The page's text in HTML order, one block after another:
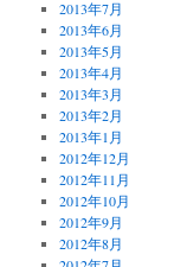
2013年7月
2013年6月
2013年5月
2013年4月
2013年3月
2013年2月
2013年1月
2012年12月
2012年11月
2012年10月
2012年9月
2012年8月